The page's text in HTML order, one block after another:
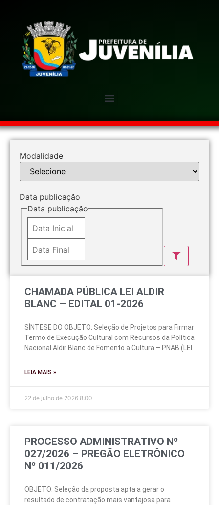
Modalidade
Data publicação
Data publicação
CHAMADA PÚBLICA LEI ALDIR
BLANC – EDITAL 01-2026
SÍNTESE DO OBJETO: Seleção de Projetos para Firmar
Termo de Execução Cultural com Recursos da Política
Nacional Aldir Blanc de Fomento a Cultura – PNAB (LEI
LEIA MAIS »
22 de julho de 2026 8:00
PROCESSO ADMINISTRATIVO Nº
027/2026 – PREGÃO ELETRÔNICO
Nº 011/2026
OBJETO: Seleção da proposta apta a gerar o
resultado de contratação mais vantajosa para